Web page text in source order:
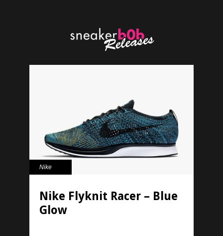
Nike
Nike Flyknit Racer – Blue
Glow